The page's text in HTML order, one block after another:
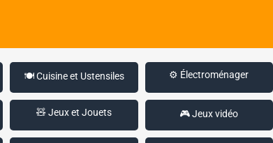
🍽️ Cuisine et Ustensiles ⚙️ Électroménager
🧸 Jeux et Jouets 🎮 Jeux vidéo